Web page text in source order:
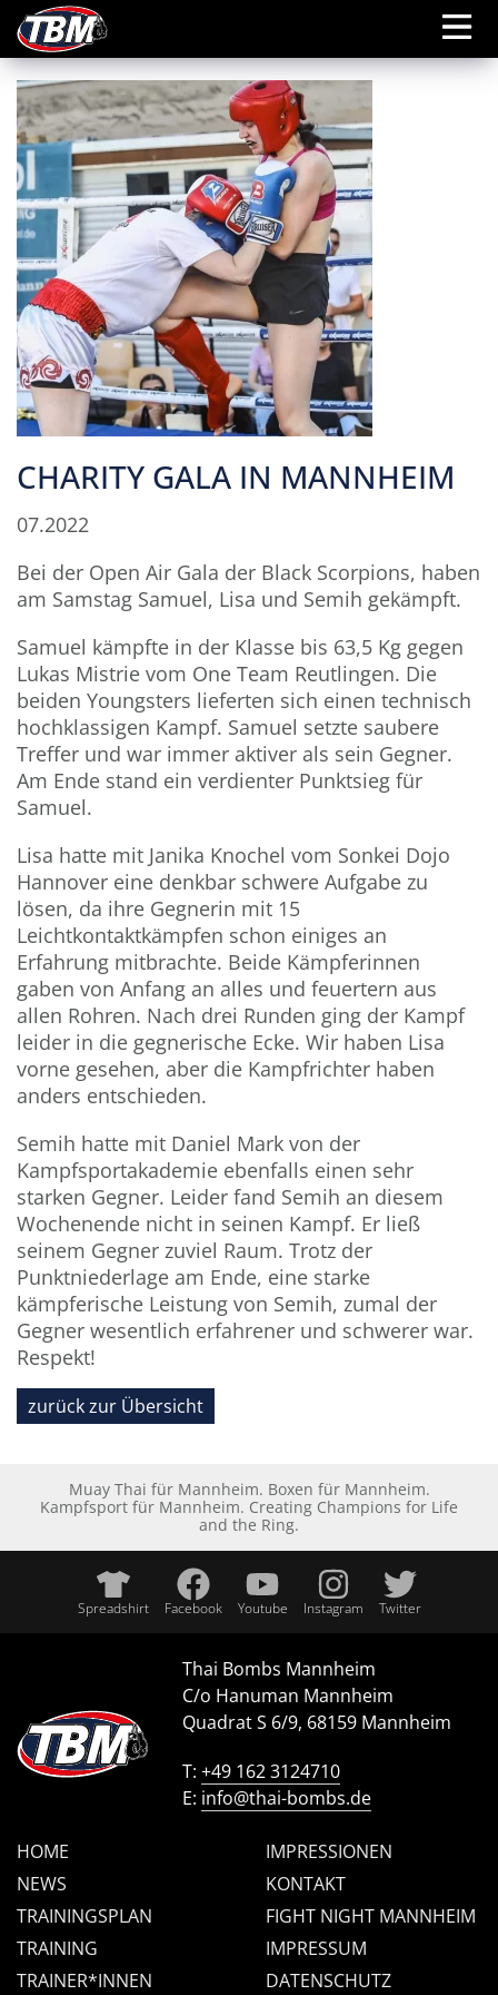
CHARITY GALA IN MANNHEIM
07.2022
Bei der Open Air Gala der Black Scorpions, haben
am Samstag Samuel, Lisa und Semih gekämpft.
Samuel kämpfte in der Klasse bis 63,5 Kg gegen
Lukas Mistrie vom One Team Reutlingen. Die
beiden Youngsters lieferten sich einen technisch
hochklassigen Kampf. Samuel setzte saubere
Treffer und war immer aktiver als sein Gegner.
Am Ende stand ein verdienter Punktsieg für
Samuel.
Lisa hatte mit Janika Knochel vom Sonkei Dojo
Hannover eine denkbar schwere Aufgabe zu
lösen, da ihre Gegnerin mit 15
Leichtkontaktkämpfen schon einiges an
Erfahrung mitbrachte. Beide Kämpferinnen
gaben von Anfang an alles und feuertern aus
allen Rohren. Nach drei Runden ging der Kampf
leider in die gegnerische Ecke. Wir haben Lisa
vorne gesehen, aber die Kampfrichter haben
anders entschieden.
Semih hatte mit Daniel Mark von der
Kampfsportakademie ebenfalls einen sehr
starken Gegner. Leider fand Semih an diesem
Wochenende nicht in seinen Kampf. Er ließ
seinem Gegner zuviel Raum. Trotz der
Punktniederlage am Ende, eine starke
kämpferische Leistung von Semih, zumal der
Gegner wesentlich erfahrener und schwerer war.
Respekt!
zurück zur Übersicht
Muay Thai für Mannheim. Boxen für Mannheim.
Kampfsport für Mannheim. Creating Champions for Life
and the Ring.
Spreadshirt Facebook Youtube Instagram Twitter
Thai Bombs Mannheim
C/o Hanuman Mannheim
Quadrat S 6/9, 68159 Mannheim
T:+49 162 3124710
E: info@thai-bombs.de
HOME
NEWS
TRAININGSPLAN
TRAINING
TRAINER*INNEN
IMPRESSIONEN
KONTAKT
FIGHT NIGHT MANNHEIM
IMPRESSUM
DATENSCHUTZ